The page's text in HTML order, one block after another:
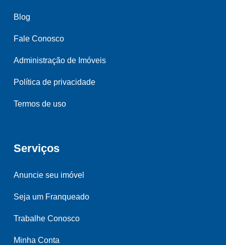
Blog
Fale Conosco
Administração de Imóveis
Política de privacidade
Termos de uso
Serviços
Anuncie seu imóvel
Seja um Franqueado
Trabalhe Conosco
Minha Conta